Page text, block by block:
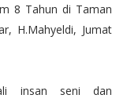
8 Tahun di Taman
H.Mahyeldi, Jumat
insan seni dan